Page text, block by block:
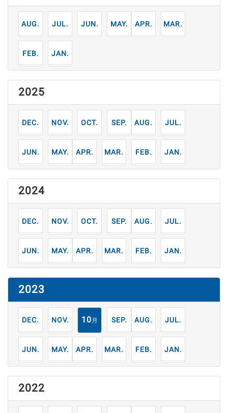
8月 7月 6月 5月 4月 3月
2月 1月
2025
12月 11月 10月 9月 8月 7月
6月 5月 4月 3月 2月 1月
2024
12月 11月 10月 9月 8月 7月
6月 5月 4月 3月 2月 1月
2023
12月 11月 10 月 9月 8月 7月
6月 5月 4月 3月 2月 1月
2022